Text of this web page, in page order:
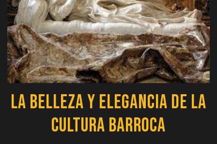
La Belleza y Elegancia de la
Cultura Barroca